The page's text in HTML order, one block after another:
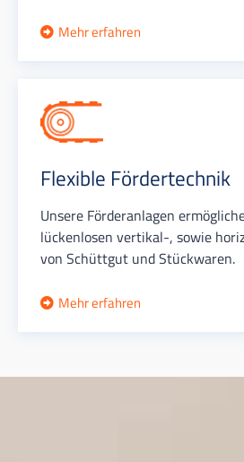
Mehr erfahren
Flexible Fördertechnik
Unsere Förderanlagen
lückenlosen vertikal-, sowie
von Schüttgut und Stückwaren.
Mehr erfahren